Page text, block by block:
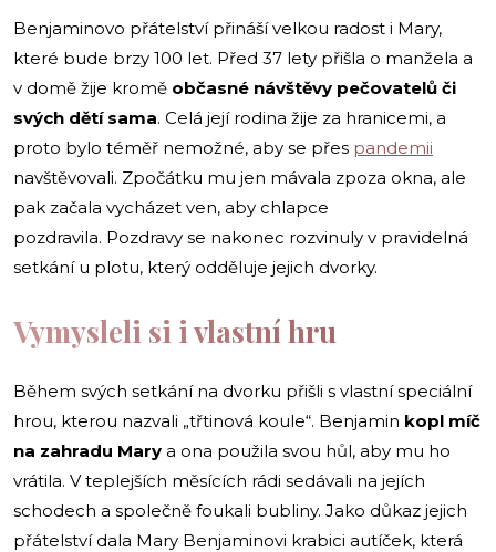
Benjaminovo přátelství přináší velkou radost i Mary,
které bude brzy 100 let. Před 37 lety přišla o manžela a
v domě žije kromě občasné návštěvy pečovatelů či
svých dětí sama. Celá její rodina žije za hranicemi, a
proto bylo téměř nemožné, aby se přes pandemii
navštěvovali. Zpočátku mu jen mávala zpoza okna, ale
pak začala vycházet ven, aby chlapce
pozdravila. Pozdravy se nakonec rozvinuly v pravidelná
setkání u plotu, který odděluje jejich dvorky.
Vymysleli si i vlastní hru
Během svých setkání na dvorku přišli s vlastní speciální
hrou, kterou nazvali „třtinová koule“. Benjamin kopl míč
na zahradu Mary a ona použila svou hůl, aby mu ho
vrátila. V teplejších měsících rádi sedávali na jejích
schodech a společně foukali bubliny. Jako důkaz jejich
přátelství dala Mary Benjaminovi krabici autíček, která